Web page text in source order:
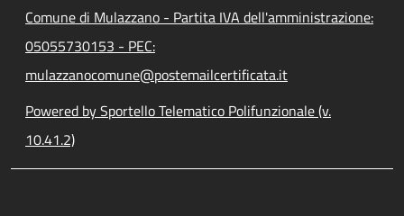
Comune di Mulazzano - Partita IVA dell'amministrazione:
05055730153 - PEC:
mulazzanocomune@postemailcertificata.it
Powered by Sportello Telematico Polifunzionale (v.
10.41.2)